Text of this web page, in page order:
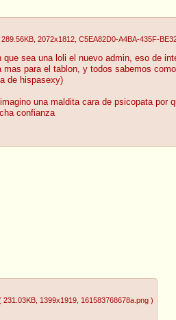
289.56KB , 2072x1812 , C5EA82D0-A4BA-435F-
sea una loli el nuevo admin, eso de
mas para el tablon, y todos sabemos
de hispasexy)
una maldita cara de psicopata
confianza
231.03KB , 1399x1919 , 161583768678a.png )